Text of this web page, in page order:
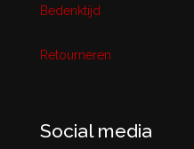
Bedenktijd
Retourneren
Social media